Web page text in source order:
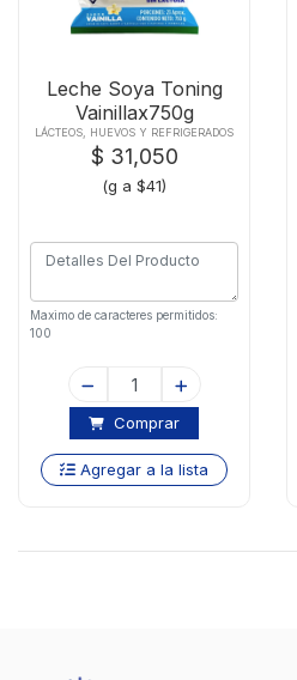
Leche Soya Toning
Vainillax750g
LÁCTEOS, HUEVOS Y REFRIGERADOS
$ 31,050
(g a $41)
Maximo de caracteres permitidos:
100
Comprar
Agregar a la lista